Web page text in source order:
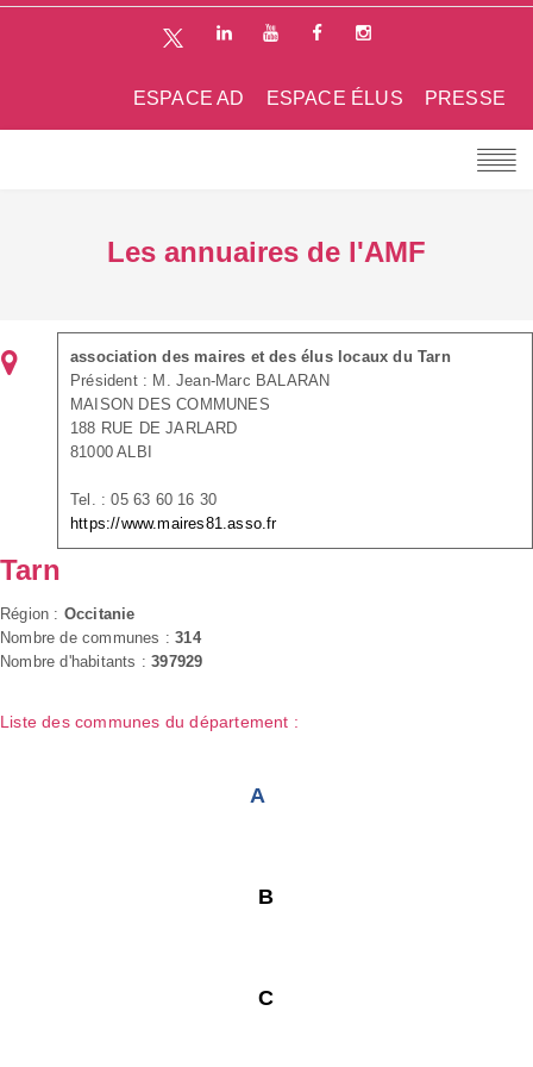
PRESSE
ESPACE ÉLUS
ESPACE AD
Les annuaires de l'AMF
association des maires et des élus locaux du Tarn
Président : M. Jean-Marc BALARAN
MAISON DES COMMUNES
188 RUE DE JARLARD
81000 ALBI
Tel. : 05 63 60 16 30
https://www.maires81.asso.fr
Tarn
Région : Occitanie
Nombre de communes :314
Nombre d'habitants :397929
Liste des communes du département :
A
B
C